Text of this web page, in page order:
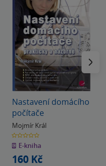
Nastavení domácího
počítače
Mojmír Král
0.0
z
5
hvězdiček
E-kniha
160 Kč